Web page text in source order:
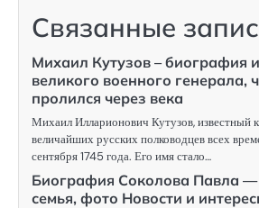
Связанные
Михаил Кутузов – биография
великого военного генерала,
пролился через века
Михаил Илларионович Кутузов, известный
величайших русских полководцев всех
сентября 1745 года. Его имя стало…
Биография Соколова Павла
семья, фото Новости и